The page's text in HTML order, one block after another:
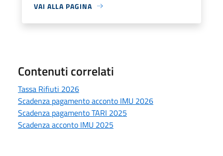
VAI ALLA PAGINA
Contenuti correlati
Tassa Rifiuti 2026
Scadenza pagamento acconto IMU 2026
Scadenza pagamento TARI 2025
Scadenza acconto IMU 2025